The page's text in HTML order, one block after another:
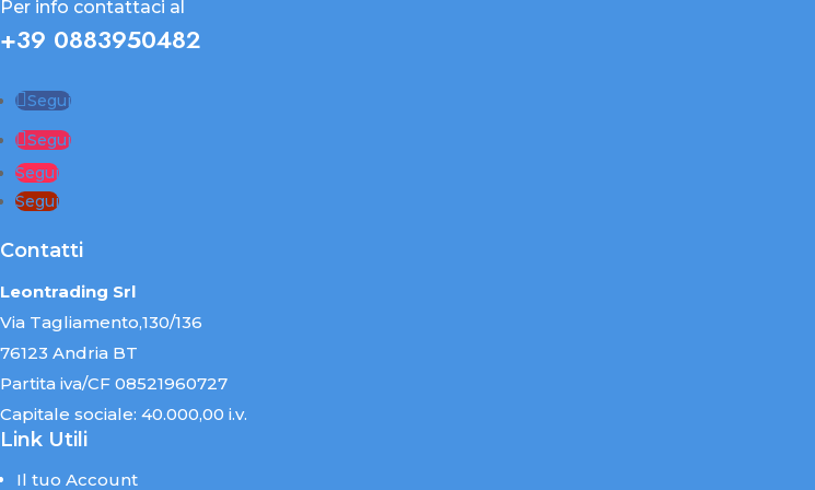
Per info contattaci al
+39 0883950482
Segui
Segui
Segui
Segui
Contatti
Leontrading Srl
Via Tagliamento,130/136
76123 Andria BT
Partita iva/CF 08521960727
Capitale sociale: 40.000,00 i.v.
Link Utili
Il tuo Account